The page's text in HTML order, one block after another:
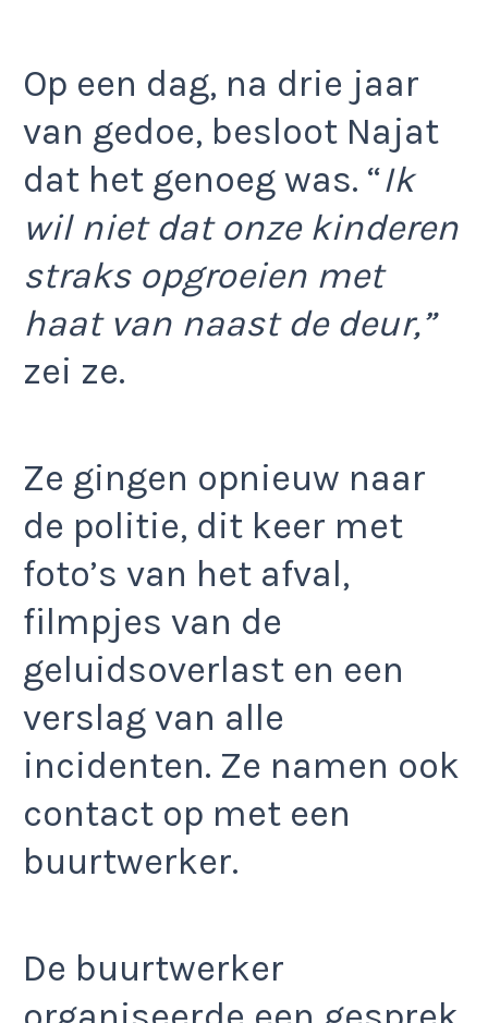
Op een dag, na drie jaar
van gedoe, besloot Najat
dat het genoeg was. “Ik
wil niet dat onze kinderen
straks opgroeien met
haat van naast de deur,”
zei ze.
Ze gingen opnieuw naar
de politie, dit keer met
foto’s van het afval,
filmpjes van de
geluidsoverlast en een
verslag van alle
incidenten. Ze namen ook
contact op met een
buurtwerker.
De buurtwerker